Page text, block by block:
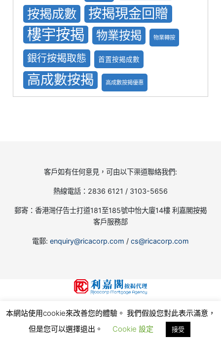
按揭成數 按揭現金回贈
樓宇按揭 物業按揭 物業轉按
銀行按揭取態 首置按揭成數
高成數按揭 高成數按揭優惠
客戶如有任何意見，可由以下渠道聯絡我們:
熱線電話：2836 6121 / 3103-5656
郵寄：香港灣仔告士打道181至185號中怡大廈14樓 利嘉閣按揭
客戶服務部
電郵: enquiry@ricacorp.com / cs@ricacorp.com
地產代理(公司)牌照號碼:C-002504
© 2026利嘉閣按揭代理有限公司 Ricacorp Mortgage Agency Limited, all rights reserved.使
本網站使用cookie來改善您的體驗。 我們假設您對此表示滿意，
但是您可以選擇退出。
Cookie 設定 接受